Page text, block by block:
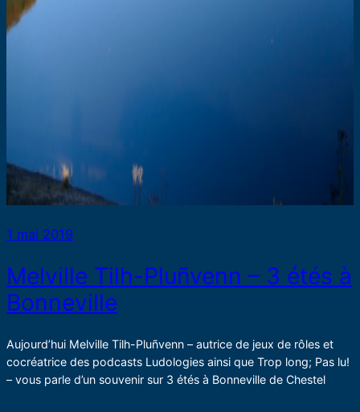
1 mai 2019
Melville Tilh-Pluñvenn – 3 étés à
Bonneville
Aujourd’hui Melville Tilh-Pluñvenn – autrice de jeux de rôles et
cocréatrice des podcasts Ludologies ainsi que Trop long; Pas lu!
– vous parle d’un souvenir sur 3 étés à Bonneville de Chestel